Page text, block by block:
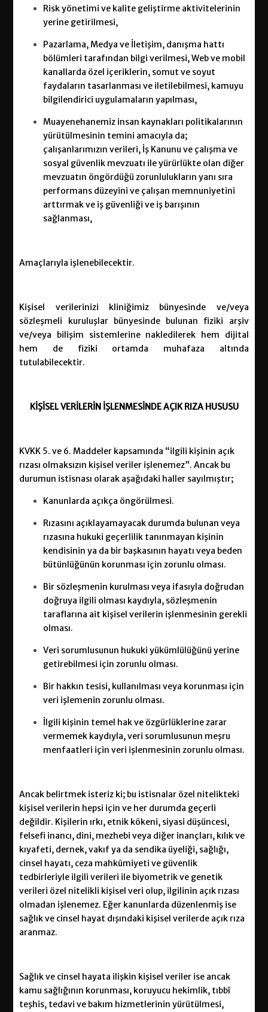
Risk yönetimi ve kalite geliştirme aktivitelerinin
yerine getirilmesi,
Pazarlama, Medya ve İletişim, danışma hattı
bölümleri tarafından bilgi verilmesi, Web ve mobil
kanallarda özel içeriklerin, somut ve soyut
faydaların tasarlanması ve iletilebilmesi, kamuyu
bilgilendirici uygulamaların yapılması,
Muayenehanemiz insan kaynakları politikalarının
yürütülmesinin temini amacıyla da;
çalışanlarımızın verileri, İş Kanunu ve çalışma ve
sosyal güvenlik mevzuatı ile yürürlükte olan diğer
mevzuatın öngördüğü zorunlulukların yanı sıra
performans düzeyini ve çalışan memnuniyetini
arttırmak ve iş güvenliği ve iş barışının
sağlanması,
Amaçlarıyla işlenebilecektir.
Kişisel verilerinizi kliniğimiz bünyesinde ve/veya
sözleşmeli kuruluşlar bünyesinde bulunan fiziki arşiv
ve/veya bilişim sistemlerine nakledilerek hem dijital
hem de fiziki ortamda muhafaza altında
tutulabilecektir.
KİŞİSELVERİLERİN İŞLENMESİNDE AÇIK RIZA HUSUSU
KVKK 5. ve 6. Maddeler kapsamında “ilgili kişinin açık
rızası olmaksızın kişisel veriler işlenemez”. Ancak bu
durumun istisnası olarak aşağıdaki haller sayılmıştır;
Kanunlarda açıkça öngörülmesi.
Rızasını açıklayamayacak durumda bulunan veya
rızasına hukuki geçerlilik tanınmayan kişinin
kendisinin ya da bir başkasının hayatı veya beden
bütünlüğünün korunması için zorunlu olması.
Bir sözleşmenin kurulması veya ifasıyla doğrudan
doğruya ilgili olması kaydıyla, sözleşmenin
taraflarına ait kişisel verilerin işlenmesinin gerekli
olması.
Veri sorumlusunun hukuki yükümlülüğünü yerine
getirebilmesi için zorunlu olması.
Bir hakkın tesisi, kullanılması veya korunması için
veri işlemenin zorunlu olması.
İlgili kişinin temel hak ve özgürlüklerine zarar
vermemek kaydıyla, veri sorumlusunun meşru
menfaatleri için veri işlenmesinin zorunlu olması.
Ancak belirtmek isteriz ki; bu istisnalar özel nitelikteki
kişisel verilerin hepsi için ve her durumda geçerli
değildir. Kişilerin ırkı, etnik kökeni, siyasi düşüncesi,
felsefi inancı, dini, mezhebi veya diğer inançları, kılık ve
kıyafeti, dernek, vakıf ya da sendika üyeliği, sağlığı,
cinsel hayatı, ceza mahkûmiyeti ve güvenlik
tedbirleriyle ilgili verileri ile biyometrik ve genetik
verileri özel nitelikli kişisel veri olup, ilgilinin açık rızası
olmadan işlenemez. Eğer kanunlarda düzenlenmiş ise
sağlık ve cinsel hayat dışındaki kişisel verilerde açık rıza
aranmaz.
Sağlık ve cinsel hayata ilişkin kişisel veriler ise ancak
kamu sağlığının korunması, koruyucu hekimlik, tıbbî
teşhis, tedavi ve bakım hizmetlerinin yürütülmesi,